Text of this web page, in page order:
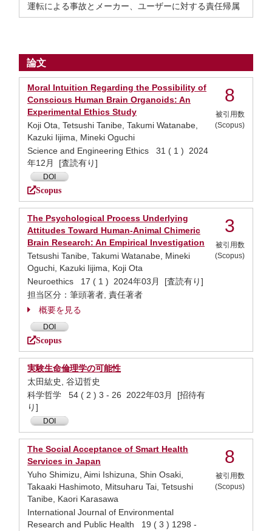
運転による事故とメーカー、ユーザーに対する責任帰属
論文
Moral Intuition Regarding the Possibility of
Conscious Human Brain Organoids: An
Experimental Ethics Study
Koji Ota, Tetsushi Tanibe, Takumi Watanabe,
Kazuki Iijima, Mineki Oguchi
Science and Engineering Ethics 31 ( 1 ) 2024
年12月 [査読有り]
DOI
Scopus
8
被引用数
(Scopus)
The Psychological Process Underlying
Attitudes Toward Human-Animal Chimeric
Brain Research: An Empirical Investigation
Tetsushi Tanibe, Takumi Watanabe, Mineki
Oguchi, Kazuki Iijima, Koji Ota
Neuroethics 17 ( 1 ) 2024年03月 [査読有り]
担当区分：筆頭著者, 責任著者
概要を見る
DOI
Scopus
3
被引用数
(Scopus)
実験生命倫理学の可能性
太田紘史, 谷辺哲史
科学哲学 54 ( 2 ) 3 - 26 2022年03月 [招待有
り]
DOI
The Social Acceptance of Smart Health
Services in Japan
Yuho Shimizu, Aimi Ishizuna, Shin Osaki,
Takaaki Hashimoto, Mitsuharu Tai, Tetsushi
Tanibe, Kaori Karasawa
International Journal of Environmental
Research and Public Health 19 ( 3 ) 1298 -
8
被引用数
(Scopus)